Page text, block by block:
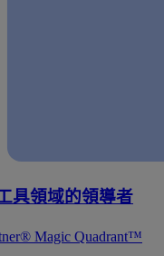
具領域的領導者
Magic Quadrant™